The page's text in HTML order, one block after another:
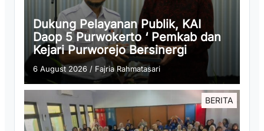
Dukung Pelayanan Publik, KAI
Daop 5 Purwokerto ‘ Pemkab dan
Kejari Purworejo Bersinergi
6 August 2026 / Fajria Rahmatasari
BERITA